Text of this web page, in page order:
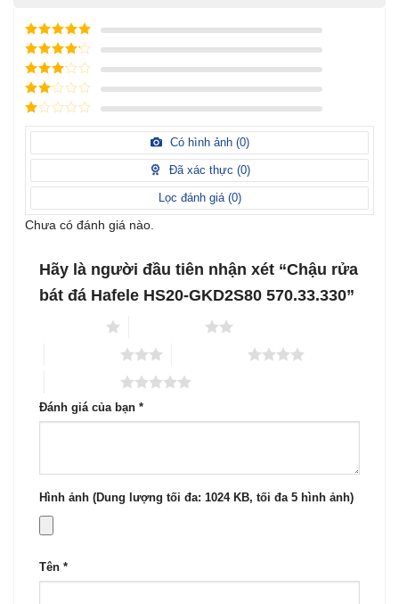
Được xếp
hạng
5
5
sao
Được xếp
hạng
4
5
sao
Được
xếp
hạng3
5 sao
Được
hạng
sao
Được
hạng
sao
Có hình ảnh (0)
Đã xác thực (0)
Lọc đánh giá (0)
Chưa có đánh giá nào.
Hãy là người đầu tiên nhận xét “Chậu rửa
bát đá Hafele HS20-GKD2S80 570.33.330”
Đánh giá của bạn *
Hình ảnh (Dung lượng tối đa: 1024 KB, tối đa 5 hình ảnh)
Tên *